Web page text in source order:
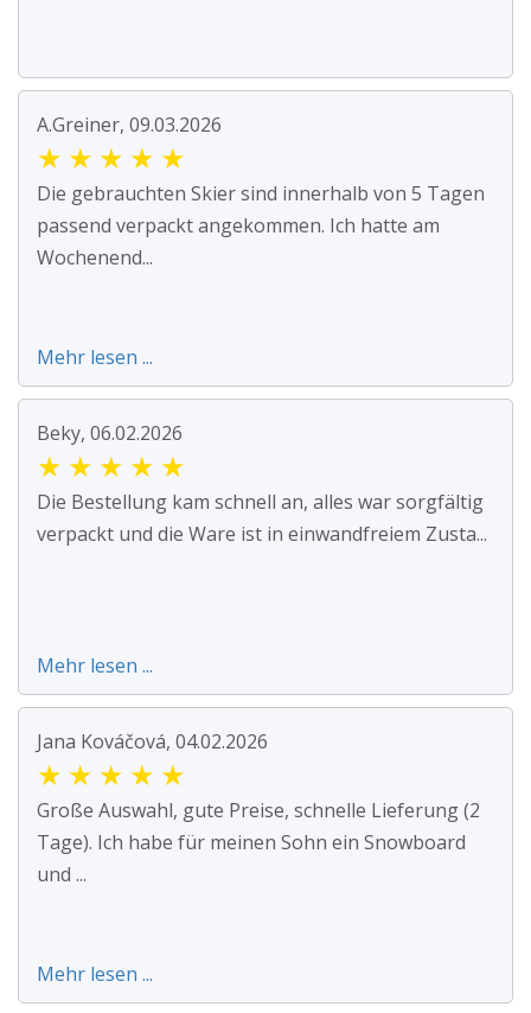
A.Greiner, 09.03.2026
★ ★ ★ ★ ★
Die gebrauchten Skier sind innerhalb von 5 Tagen
passend verpackt angekommen. Ich hatte am
Wochenend...
Mehr lesen ...
Beky, 06.02.2026
★ ★ ★ ★ ★
Die Bestellung kam schnell an, alles war sorgfältig
verpackt und die Ware ist in einwandfreiem Zusta...
Mehr lesen ...
Jana Kováčová, 04.02.2026
★ ★ ★ ★ ★
Große Auswahl, gute Preise, schnelle Lieferung (2
Tage). Ich habe für meinen Sohn ein Snowboard
und ...
Mehr lesen ...